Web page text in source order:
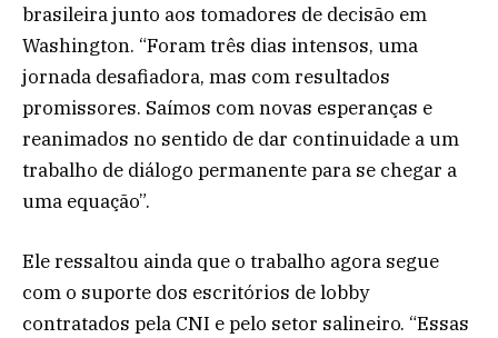
brasileira junto aos tomadores de decisão em
Washington. “Foram três dias intensos, uma
jornada desafiadora, mas com resultados
promissores. Saímos com novas esperanças e
reanimados no sentido de dar continuidade a um
trabalho de diálogo permanente para se chegar a
uma equação”.
Ele ressaltou ainda que o trabalho agora segue
com o suporte dos escritórios de lobby
contratados pela CNI e pelo setor salineiro. “Essas